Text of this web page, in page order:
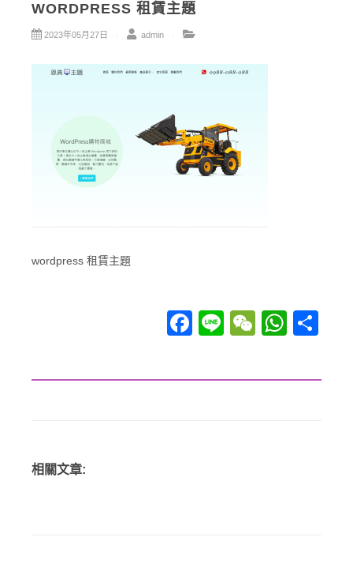
WORDPRESS 租賃主題
2023年05月27日 admin
wordpress 租賃主題
FacebookLine WeChat WhatsApp
相關文章: